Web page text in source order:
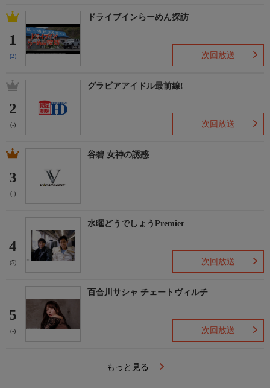
1
(2)
ドライブインらーめん探訪
次回放送
2
(-)
グラビアアイドル最前線!
次回放送
3
(-)
谷碧 女神の誘惑
4
(5)
水曜どうでしょうPremier
次回放送
5
(-)
百合川サシャ チェートヴィルチ
次回放送
もっと見る